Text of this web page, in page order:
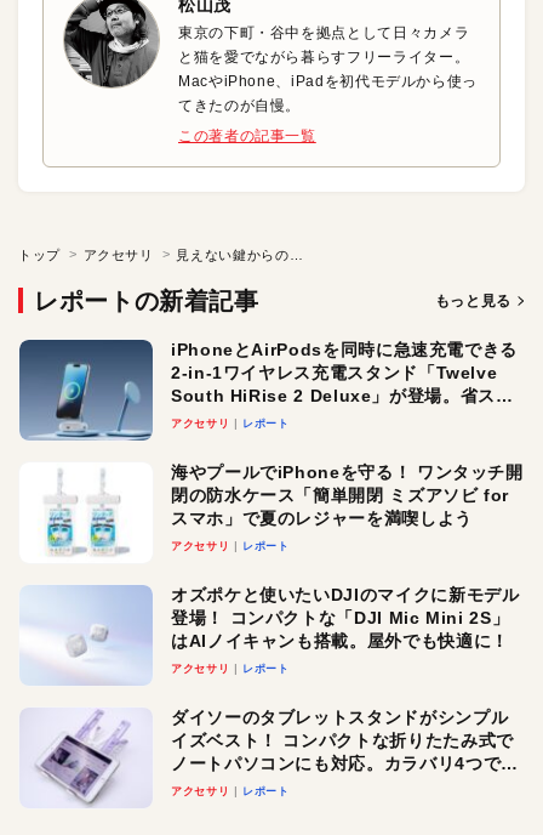
松山茂
東京の下町・谷中を拠点として日々カメラ
と猫を愛でながら暮らすフリーライター。
MacやiPhone、iPadを初代モデルから使っ
てきたのが自慢。
この著者の記事一覧
トップ アクセサリ
レポートの新着記事 もっと見る
iPhoneとAirPodsを同時に急速充電できる
2-in-1ワイヤレス充電スタンド「Twelve
South HiRise 2 Deluxe」が登場。省スペ
ースでおしゃれに充電したい人にオスス
アクセサリ レポート
海やプールでiPhoneを守る！ ワンタッチ開
閉の防水ケース「簡単開閉 ミズアソビ for
スマホ」で夏のレジャーを満喫しよう
アクセサリ レポート
オズポケと使いたいDJIのマイクに新モデル
登場！ コンパクトな「DJI Mic Mini 2S」
はAIノイキャンも搭載。屋外でも快適に！
アクセサリ レポート
ダイソーのタブレットスタンドがシンプル
イズベスト！ コンパクトな折りたたみ式で
ノートパソコンにも対応。カラバリ4つで選
べる楽しさも
アクセサリ レポート